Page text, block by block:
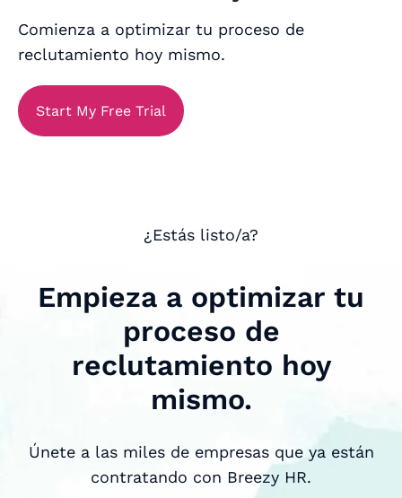
Comienza a optimizar tu proceso de
reclutamiento hoy mismo.
Start My Free Trial
¿Estás listo/a?
Empieza a optimizar tu
proceso de
reclutamiento hoy
mismo.
Únete a las miles de empresas que ya están
contratando con Breezy HR.